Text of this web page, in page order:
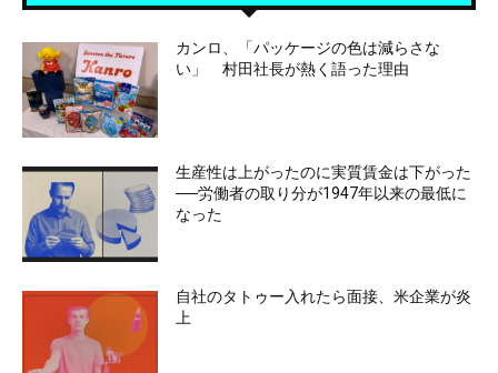
カンロ、「パッケージの色は減らさな
い」 村田社長が熱く語った理由
生産性は上がったのに実質賃金は下がった
──労働者の取り分が1947年以来の最低に
なった
自社のタトゥー入れたら面接、米企業が炎
上